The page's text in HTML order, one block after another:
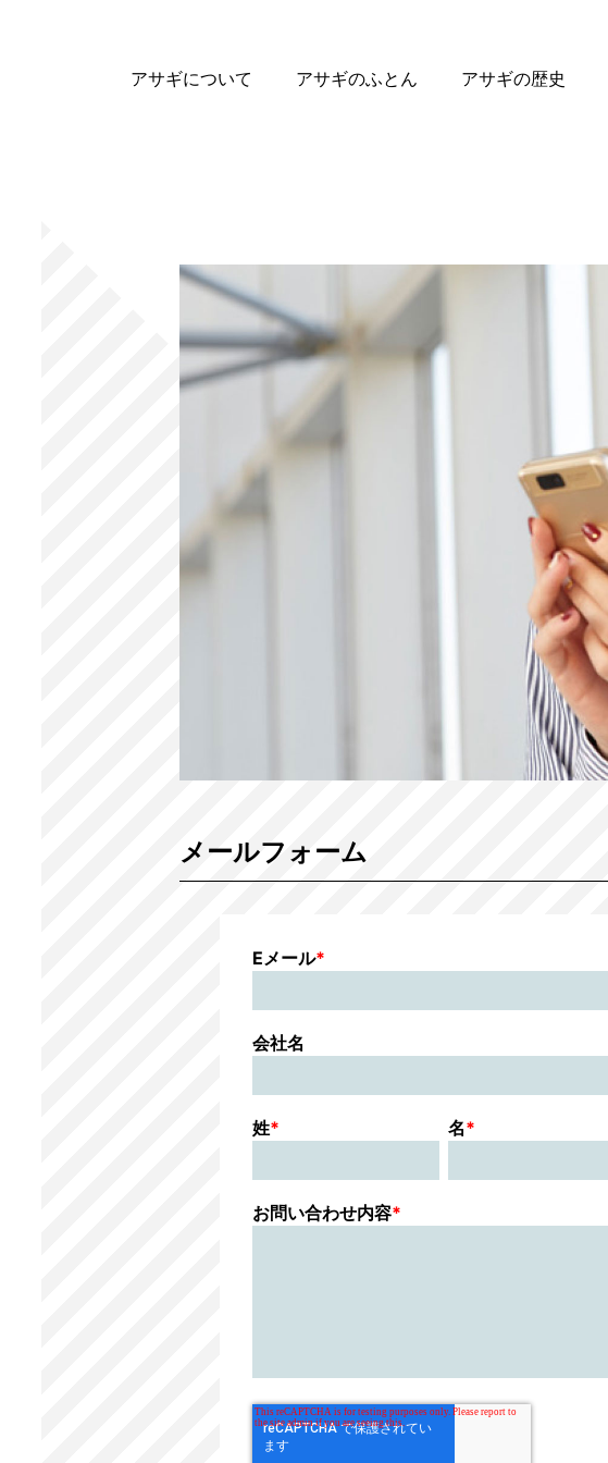
アサギについて アサギのふとん アサギの歴史
メールフォーム
Eメール*
会社名
姓* 名*
お問い合わせ内容*